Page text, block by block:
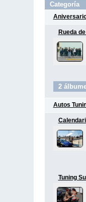
Categoría
Rueda
2
Autos
Tuning